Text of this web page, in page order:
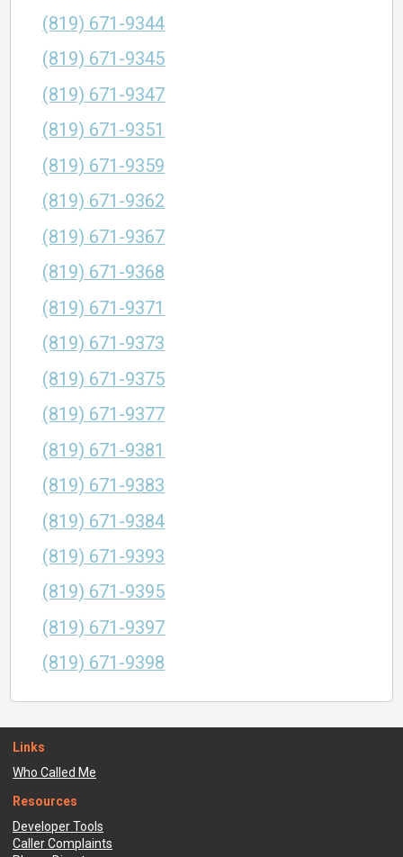
(819) 671-9344
(819) 671-9345
(819) 671-9347
(819) 671-9351
(819) 671-9359
(819) 671-9362
(819) 671-9367
(819) 671-9368
(819) 671-9371
(819) 671-9373
(819) 671-9375
(819) 671-9377
(819) 671-9381
(819) 671-9383
(819) 671-9384
(819) 671-9393
(819) 671-9395
(819) 671-9397
(819) 671-9398
Links
Who Called Me
Resources
Developer Tools
Caller Complaints